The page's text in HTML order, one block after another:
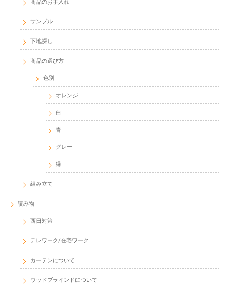
商品のお手入れ
サンプル
下地探し
商品の選び方
色別
オレンジ
白
青
グレー
緑
組み立て
読み物
西日対策
テレワーク/在宅ワーク
カーテンについて
ウッドブラインドについて